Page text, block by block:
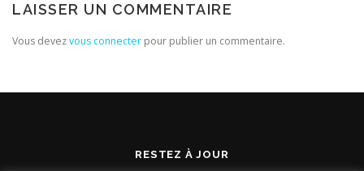
LAISSER UN COMMENTAIRE
Vous devezvous connecter pour publier un commentaire.
RESTEZ À JOUR